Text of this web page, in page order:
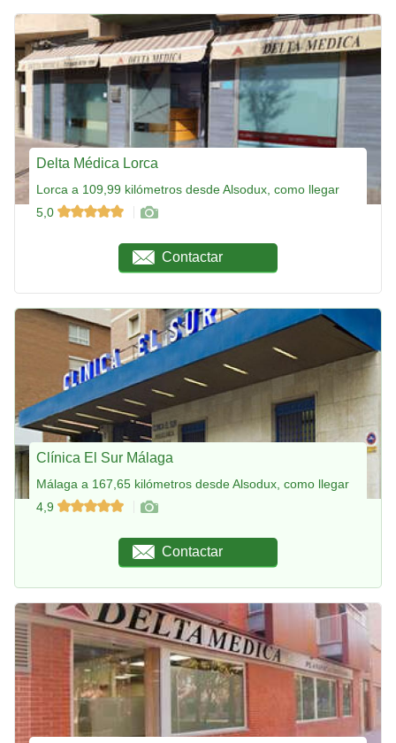
Delta Médica Lorca
Lorca a 109,99 kilómetros desde Alsodux, como llegar
5,0
Contactar
Clínica El Sur Málaga
Málaga a 167,65 kilómetros desde Alsodux, como llegar
4,9
Contactar